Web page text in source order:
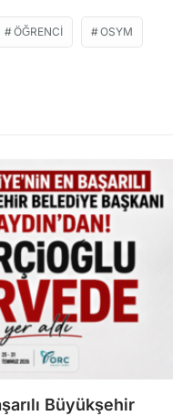
ÖĞRENCI OSYM
Büyükşehir